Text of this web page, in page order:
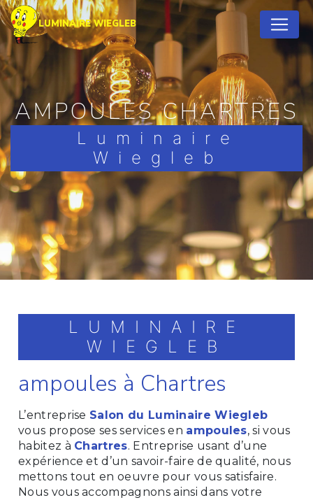
LUMINAIRE WIEGLEB
AMPOULES CHARTRES
Luminaire
Wiegleb
LUMINAIRE
WIEGLEB
ampoules à Chartres
L’entreprise Salon du Luminaire Wiegleb
vous propose ses services en ampoules, si vous
habitez à Chartres. Entreprise usant d’une
expérience et d’un savoir-faire de qualité, nous
mettons tout en oeuvre pour vous satisfaire.
Nous vous accompagnons ainsi dans votre
Panneau de gestion des cookies